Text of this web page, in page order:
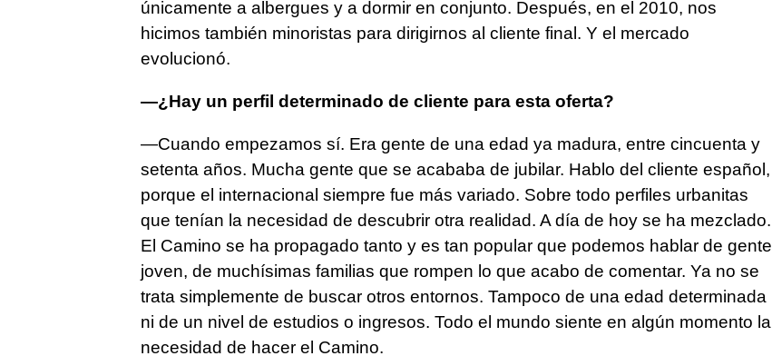
únicamente a albergues y a dormir en conjunto. Después, en el 2010, nos
hicimos también minoristas para dirigirnos al cliente final. Y el mercado
evolucionó.
—¿Hay un perfil determinado de cliente para esta oferta?
—Cuando empezamos sí. Era gente de una edad ya madura, entre cincuenta y
setenta años. Mucha gente que se acababa de jubilar. Hablo del cliente español,
porque el internacional siempre fue más variado. Sobre todo perfiles urbanitas
que tenían la necesidad de descubrir otra realidad. A día de hoy se ha mezclado.
El Camino se ha propagado tanto y es tan popular que podemos hablar de gente
joven, de muchísimas familias que rompen lo que acabo de comentar. Ya no se
trata simplemente de buscar otros entornos. Tampoco de una edad determinada
ni de un nivel de estudios o ingresos. Todo el mundo siente en algún momento la
necesidad de hacer el Camino.